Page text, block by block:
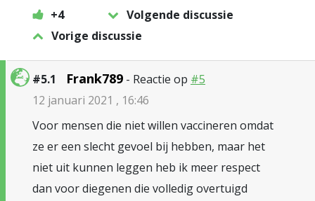
+4
Volgende discussie
Vorige discussie
#5.1 Frank789 - Reactie op #5
12 januari 2021 , 16:46
Voor mensen die niet willen vaccineren omdat
ze er een slecht gevoel bij hebben, maar het
niet uit kunnen leggen heb ik meer respect
dan voor diegenen die volledig overtuigd